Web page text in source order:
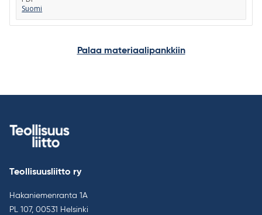
Suomi
Palaa materiaalipankkiin
Teollisuusliitto ry
Hakaniemenranta 1A
PL 107, 00531 Helsinki